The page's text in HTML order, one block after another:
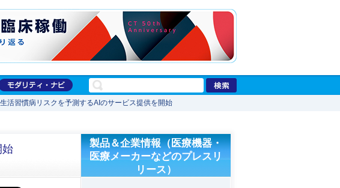
活習慣病リスクを予測するAIのサービス提供を開始
始
製品＆企業情報（医療機器・
医療メーカーなどのプレスリ
リース）